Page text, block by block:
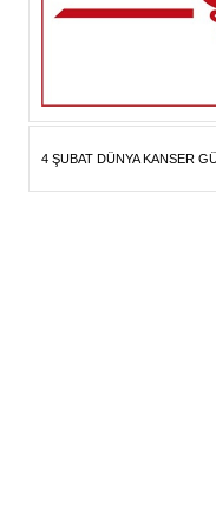
4 ŞUBAT DÜNYA KANSER